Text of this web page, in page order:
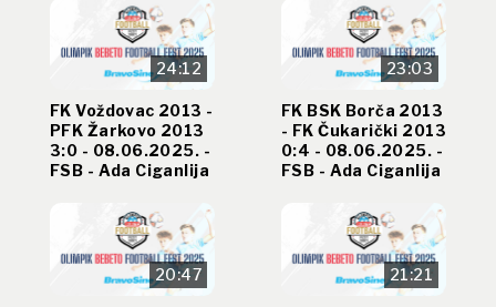
24:12
FK Voždovac 2013 -
PFK Žarkovo 2013
3:0 - 08.06.2025. -
FSB - Ada Ciganlija
23:03
FK BSK Borča 2013
- FK Čukarički 2013
0:4 - 08.06.2025. -
FSB - Ada Ciganlija
20:47 21:21